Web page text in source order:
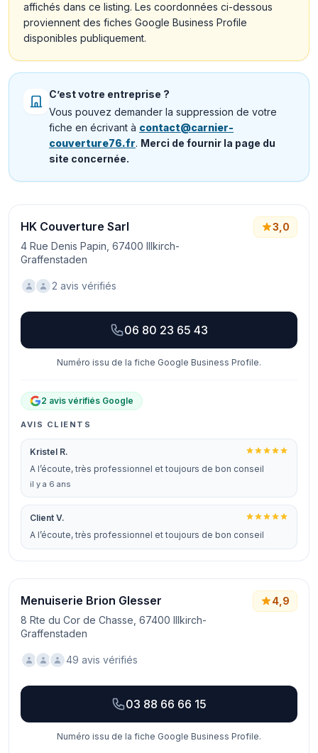
affichés dans ce listing. Les coordonnées ci-dessous
proviennent des fiches Google Business Profile
disponibles publiquement.
C’est votre entreprise ?
Vous pouvez demander la suppression de votre
fiche en écrivant à contact@carnier-
couverture76.fr. Merci de fournir la page du
site concernée.
HK Couverture Sarl
4 Rue Denis Papin, 67400 Illkirch-
Graffenstaden
3,0
2 avis vérifiés
06 80 23 65 43
Numéro issu de la fiche Google Business Profile.
2 avis vérifiés Google
AVIS CLIENTS
Kristel R.
A l’écoute, très professionnel et toujours de bon conseil
il y a 6 ans
Client V.
A l’écoute, très professionnel et toujours de bon conseil
Menuiserie Brion Glesser
8 Rte du Cor de Chasse, 67400 Illkirch-
Graffenstaden
4,9
49 avis vérifiés
03 88 66 66 15
Numéro issu de la fiche Google Business Profile.